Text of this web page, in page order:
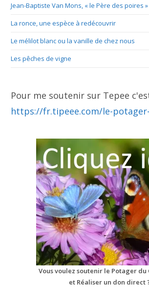
Jean-Baptiste Van Mons, « le Père des poires »
La ronce, une espèce à redécouvrir
Le mélilot blanc ou la vanille de chez nous
Les pêches de vigne
Pour me soutenir sur Tepee
https://fr.tipeee.com/le-
Vous voulez soutenir le Potager
et Réaliser un don direct